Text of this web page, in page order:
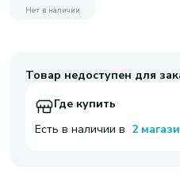
Нет в наличии
Товар недоступен для
Где купить
Есть в наличии в 2